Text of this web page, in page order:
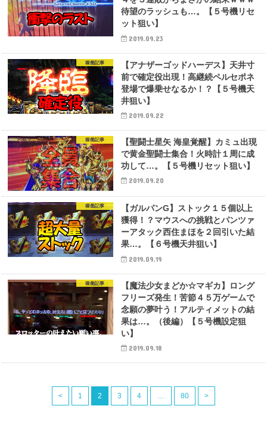
待望のラッシュも…。【５号機リセ
ット狙い】
2019.09.23
稼働記事
【アナザーゴッドハーデス】天井寸
前で確定役出現！高継続ペルセポネ
登場で爆乗せなるか！？【５号機天
井狙い】
2019.09.22
稼働記事
【聖闘士星矢 海皇覚醒】カミュ出現
で黄金聖闘士集合！火時計１周に成
功して…。【５号機リセット狙い】
2019.09.20
稼働記事
【ガルパンG】ストック１５個以上
獲得！？マウスへの挑戦とパンツァ
ーアタック西住まほを２回引いた結
果…。【６号機天井狙い】
2019.09.19
稼働記事
【魔法少女まどか☆マギカ】ロング
フリーズ発生！苦節４５万ゲームで
念願の夢叶う！アルティメットの結
果は…。（後編）【５号機設定狙
い】
2019.09.18
< 1 2 3 4 80 >